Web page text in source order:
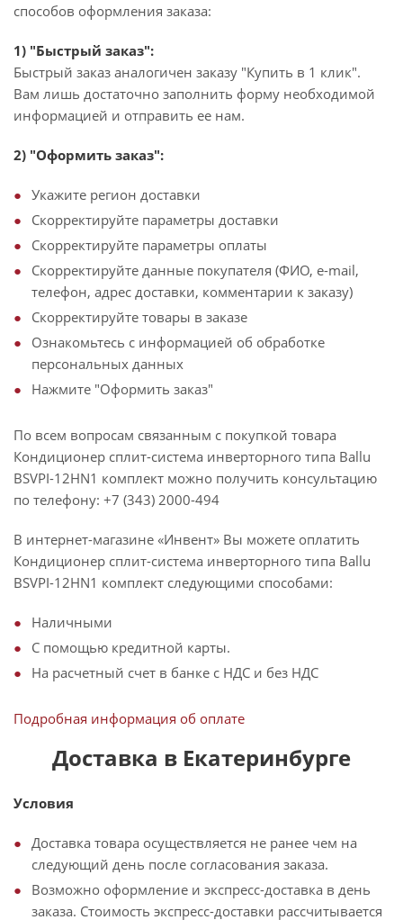
способов оформления заказа:
1) "Быстрый заказ":
Быстрый заказ аналогичен заказу "Купить в 1 клик".
Вам лишь достаточно заполнить форму необходимой
информацией и отправить ее нам.
2) "Оформить заказ":
Укажите регион доставки
Скорректируйте параметры доставки
Скорректируйте параметры оплаты
Скорректируйте данные покупателя (ФИО, e-mail,
телефон, адрес доставки, комментарии к заказу)
Скорректируйте товары в заказе
Ознакомьтесь с информацией об обработке
персональных данных
Нажмите "Оформить заказ"
По всем вопросам связанным с покупкой товара
Кондиционер сплит-система инверторного типа Ballu
BSVPI-12HN1 комплект можно получить консультацию
по телефону: +7 (343) 2000-494
В интернет-магазине «Инвент» Вы можете оплатить
Кондиционер сплит-система инверторного типа Ballu
BSVPI-12HN1 комплект следующими способами:
Наличными
С помощью кредитной карты.
На расчетный счет в банке с НДС и без НДС
Подробная информация об оплате
Доставка в Екатеринбурге
Условия
Доставка товара осуществляется не ранее чем на
следующий день после согласования заказа.
Возможно оформление и экспресс-доставка в день
заказа. Стоимость экспресс-доставки рассчитывается